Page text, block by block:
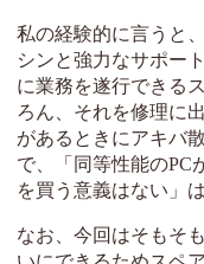
私の経験的に言うと
シンと強力なサポー
に業務を遂行できる
ろん、それを修理に
があるときにアキバ
で、「同等性能のPC
を買う意義はない」
なお、今回はそもそ